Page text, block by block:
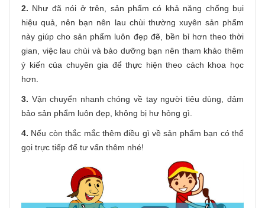
2. Như đã nói ở trên, sản phẩm có khả năng chống bụi
hiệu quả, nên bạn nên lau chùi thường xuyên sản phẩm
này giúp cho sản phẩm luôn đẹp đẽ, bền bỉ hơn theo thời
gian, việc lau chùi và bảo dưỡng bạn nên tham khảo thêm
ý kiến của chuyên gia để thực hiện theo cách khoa học
hơn.
3. Vận chuyển nhanh chóng về tay người tiêu dùng, đảm
bảo sản phẩm luôn đẹp, không bị hư hỏng gì.
4. Nếu còn thắc mắc thêm điều gì về sản phẩm bạn có thể
gọi trực tiếp để tư vấn thêm nhé!